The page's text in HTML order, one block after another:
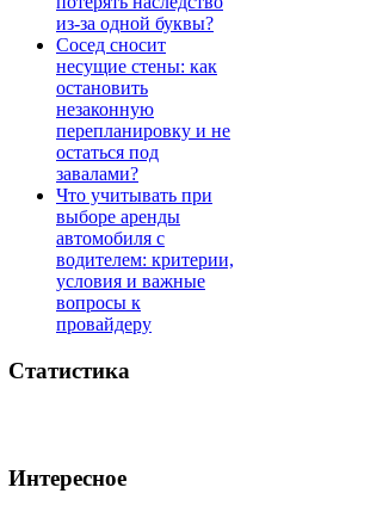
из-за одной буквы?
Сосед сносит
несущие стены: как
остановить
незаконную
перепланировку и не
остаться под
завалами?
Что учитывать при
выборе аренды
автомобиля с
водителем: критерии,
условия и важные
вопросы к
провайдеру
Статистика
Интересное